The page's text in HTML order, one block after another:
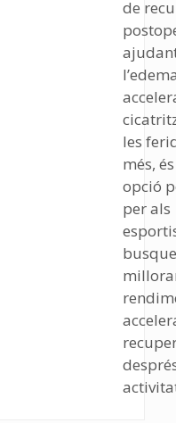
de
les
més,
opció
per als